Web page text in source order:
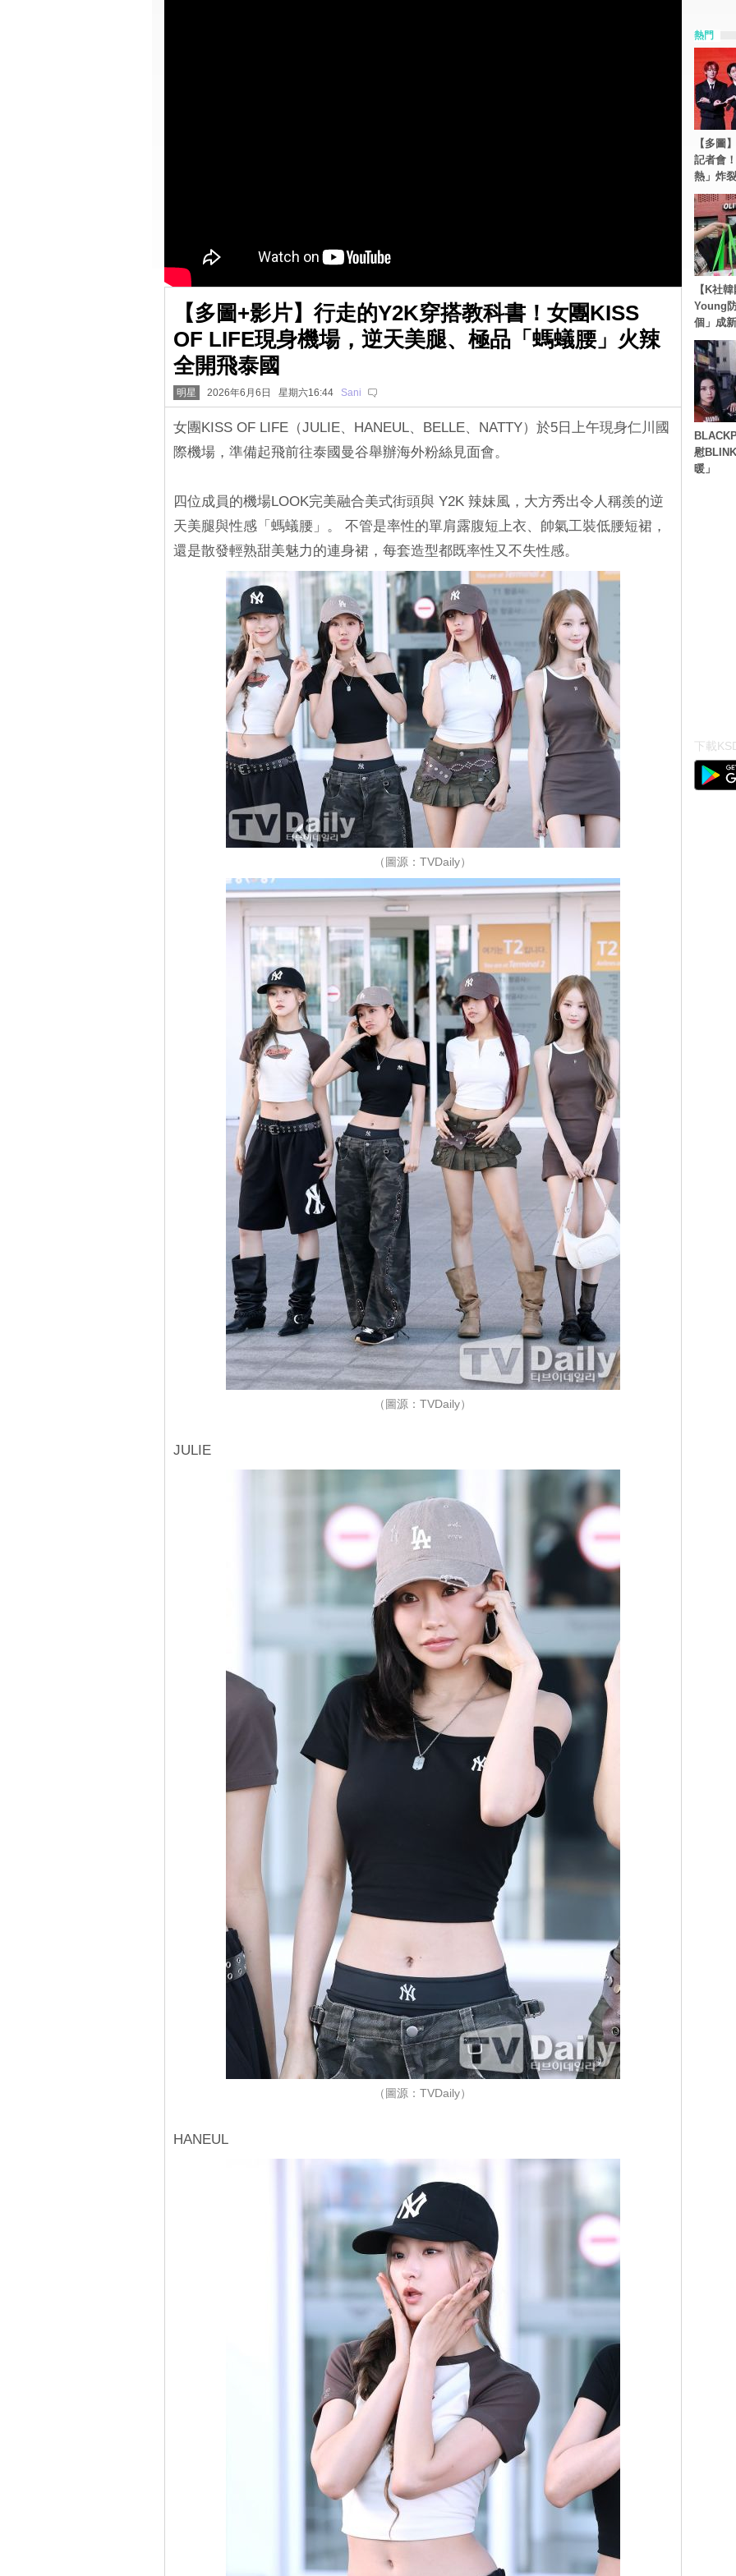
【多圖+影片】行走的Y2K穿搭教科書！女團KISS
OF LIFE現身機場，逆天美腿、極品「螞蟻腰」火辣
全開飛泰國
明星 2026年6月6日 星期六16:44 Sani
女團KISS OF LIFE（JULIE、HANEUL、BELLE、NATTY）於5日上午現身仁川國
際機場，準備起飛前往泰國曼谷舉辦海外粉絲見面會。
四位成員的機場LOOK完美融合美式街頭與 Y2K 辣妹風，大方秀出令人稱羨的逆
天美腿與性感「螞蟻腰」。 不管是率性的單肩露腹短上衣、帥氣工裝低腰短裙，
還是散發輕熟甜美魅力的連身裙，每套造型都既率性又不失性感。
（圖源：TVDaily）
（圖源：TVDaily）
JULIE
（圖源：TVDaily）
HANEUL
熱門
【多圖
記者會
熱」炸
【K社
Young
個」成
慰
暖」
下載